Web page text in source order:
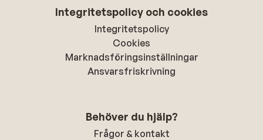
Integritetspolicy och cookies
Integritetspolicy
Cookies
Marknadsföringsinställningar
Ansvarsfriskrivning
Behöver du hjälp?
Frågor & kontakt